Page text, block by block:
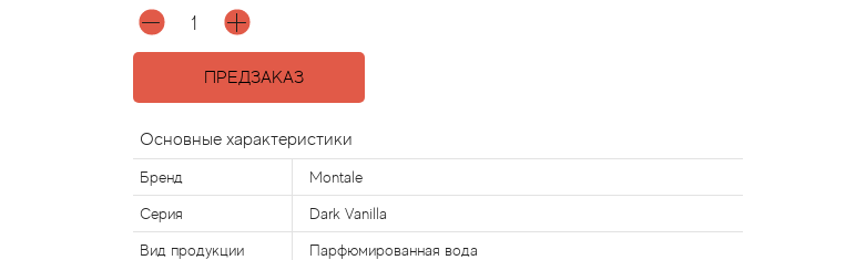
ПРЕДЗАКАЗ
Основные характеристики
Бренд Montale
Серия Dark Vanilla
Вид продукции Парфюмированная вода